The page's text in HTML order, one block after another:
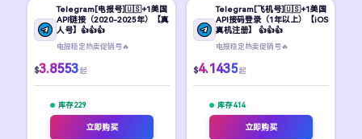
Telegram[电报号]🇺🇸+1美国
API链接（2020-2025年）【真
人号】👍👍👍
电报稳定热卖促销号🔥
$3.8553 起
库存 229
立即购买
Telegram[飞机号]🇺🇸+1美国
API接码登录（1年以上）【iOS
真机注册】 👍👍👍
电报稳定热卖促销号🔥
$4.1435 起
库存 414
立即购买